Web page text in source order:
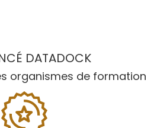
DATADOCK
organismes de formation